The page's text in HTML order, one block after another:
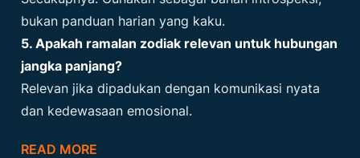
bukan panduan harian yang kaku.
5. Apakah ramalan zodiak relevan untuk hubungan
jangka panjang?
Relevan jika dipadukan dengan komunikasi nyata
dan kedewasaan emosional.
READ MORE